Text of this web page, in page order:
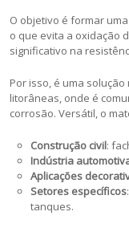
O objetivo é formar
o que evita a oxidação
significativo na
Por isso, é uma
litorâneas, onde é
corrosão. Versátil, o
Construção civil:
Indústria
Aplicações
Setores específicos
tanques.